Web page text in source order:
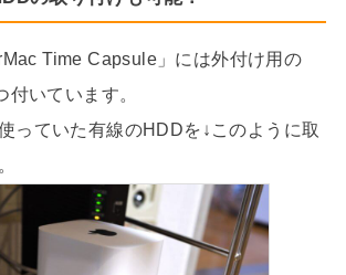
Time Capsule」には外付け用の
いています。
っていた有線のHDDを↓このように取